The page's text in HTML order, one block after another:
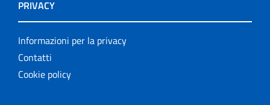
PRIVACY
Informazioni per la privacy
Contatti
Cookie policy